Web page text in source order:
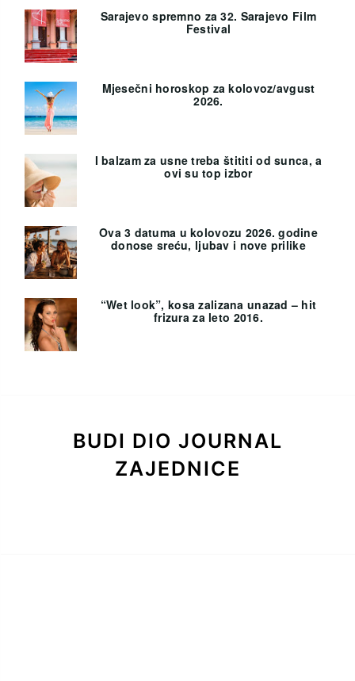
Sarajevo spremno za 32. Sarajevo Film
Festival
Mjesečni horoskop za kolovoz/avgust
2026.
I balzam za usne treba štititi od sunca, a
ovi su top izbor
Ova 3 datuma u kolovozu 2026. godine
donose sreću, ljubav i nove prilike
“Wet look”, kosa zalizana unazad – hit
frizura za leto 2016.
BUDI DIO JOURNAL
ZAJEDNICE